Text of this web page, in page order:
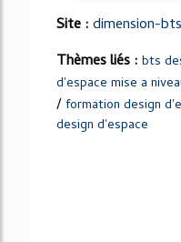
Site :dimension-
Thèmes liés : bts
d'espace mise a
/formation design
design d'espace